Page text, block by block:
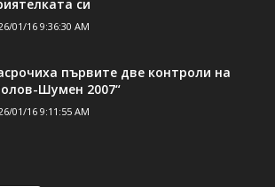
си
01/16 9:36:30 AM
първите две контроли на
Шумен 2007“
01/16 9:11:55 AM